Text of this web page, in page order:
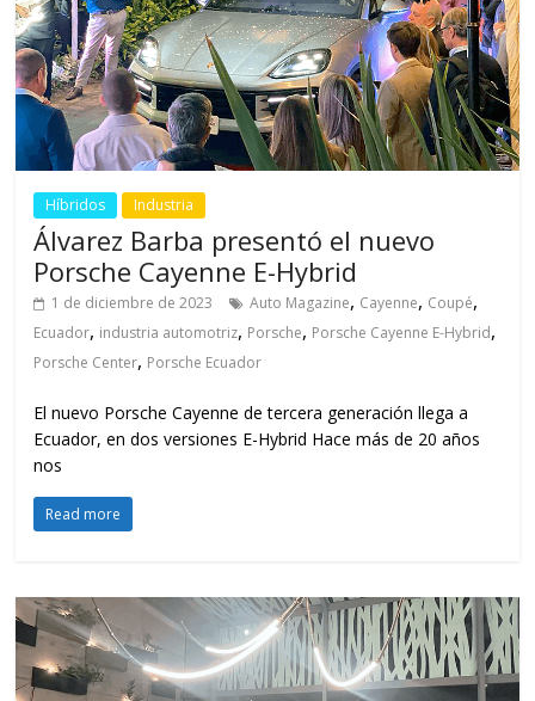
Híbridos Industria
Álvarez Barba presentó el nuevo
Porsche Cayenne E-Hybrid
1 de diciembre de 2023 Auto Magazine, Cayenne, Coupé,
Ecuador, industria automotriz, Porsche, Porsche Cayenne E-Hybrid,
Porsche Center, Porsche Ecuador
El nuevo Porsche Cayenne de tercera generación llega a
Ecuador, en dos versiones E-Hybrid Hace más de 20 años
nos
Read more